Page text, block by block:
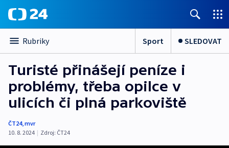
Rubriky Sport SLEDOVAT
Turisté přinášejí peníze i
problémy, třeba opilce v
ulicích či plná parkoviště
ČT24,mvr
10. 8. 2024 | Zdroj: ČT24